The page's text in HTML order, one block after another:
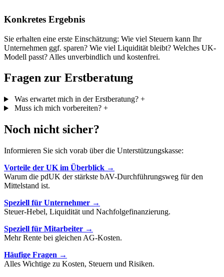
Konkretes Ergebnis
Sie erhalten eine erste Einschätzung: Wie viel Steuern kann Ihr
Unternehmen ggf. sparen? Wie viel Liquidität bleibt? Welches UK-
Modell passt? Alles unverbindlich und kostenfrei.
Fragen zur Erstberatung
Was erwartet mich in der Erstberatung? +
Muss ich mich vorbereiten? +
Noch nicht sicher?
Informieren Sie sich vorab über die Unterstützungskasse:
Vorteile der UK im Überblick →
Warum die pdUK der stärkste bAV-Durchführungsweg für den
Mittelstand ist.
Speziell für Unternehmer →
Steuer-Hebel, Liquidität und Nachfolgefinanzierung.
Speziell für Mitarbeiter →
Mehr Rente bei gleichen AG-Kosten.
Häufige Fragen →
Alles Wichtige zu Kosten, Steuern und Risiken.